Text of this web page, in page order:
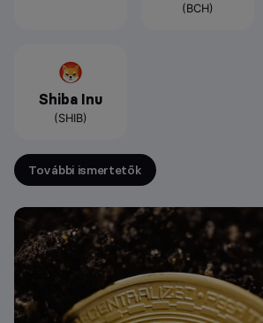
(BCH)
Shiba Inu
(SHIB)
További ismertetők